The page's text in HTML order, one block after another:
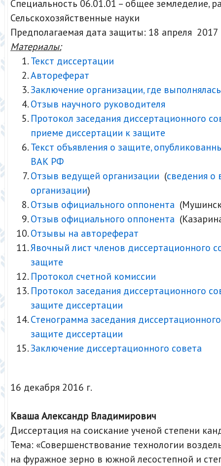
Специальность 06.01.01 – общее земледелие,
Сельскохозяйственные науки
Предполагаемая дата защиты: 18 апреля 2017
Материалы:
Текст диссертации
Автореферат
Заключение организации, где
Отзыв научного руководителя
Протокол заседания диссертационного
приеме диссертации к защите
Текст объявления о защите,
ВАК РФ
Отзыв ведущей организации (сведения о
организации)
Отзыв официального оппонента
Отзыв официального оппонента
Отзывы на автореферат
Явочный лист членов диссертационного
защите
Протокол счетной комиссии
Протокол заседания диссертационного
защите диссертации
Стенограмма заседания
защите диссертации
Заключение диссертационного совета
16 декабря 2016 г.
Кваша Александр Владимирович
Диссертация на соискание ученой степени
Тема: «Совершенствование технологии
на фуражное зерно в южной лесостепной и